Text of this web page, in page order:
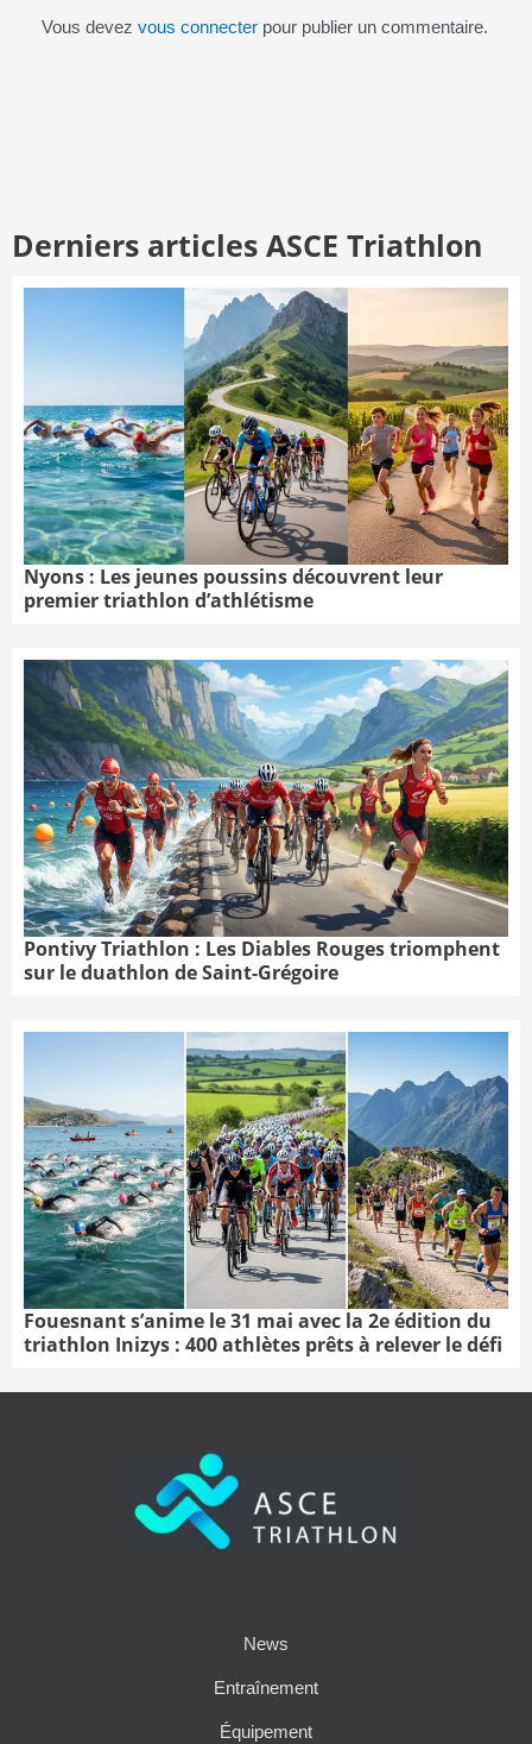
Vous devez vous connecterpour publier un commentaire.
Derniers articles ASCE Triathlon
Nyons : Les jeunes poussins découvrent leur
premier triathlon d’athlétisme
Pontivy Triathlon : Les Diables Rouges triomphent
sur le duathlon de Saint-Grégoire
Fouesnant s’anime le 31 mai avec la 2e édition du
triathlon Inizys : 400 athlètes prêts à relever le défi
News
Entraînement
Équipement